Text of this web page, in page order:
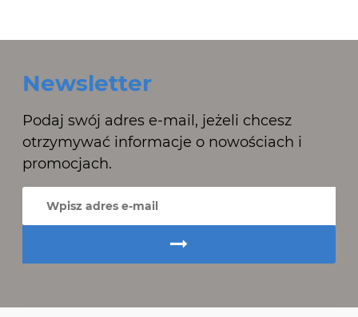
Newsletter
Podaj swój adres e-mail, jeżeli chcesz
otrzymywać informacje o nowościach i
promocjach.